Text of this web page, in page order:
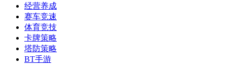
经营养成
赛车竞速
体育竞技
卡牌策略
塔防策略
BT手游